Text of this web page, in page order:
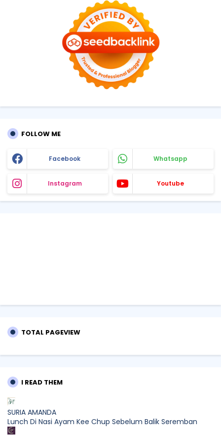
FOLLOW ME
Facebook Whatsapp
Instagram Youtube
TOTAL PAGEVIEW
I READ THEM
SURIA AMANDA
Lunch Di Nasi Ayam Kee Chup Sebelum Balik Seremban